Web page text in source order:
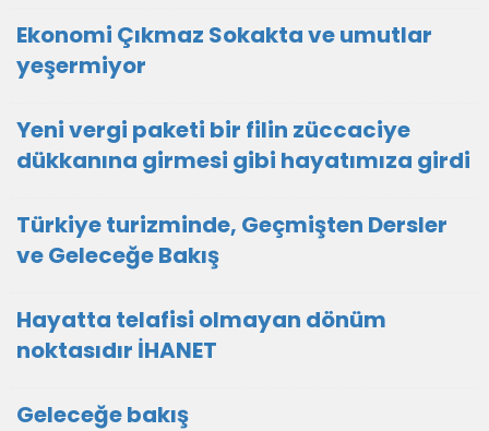
Ekonomi Çıkmaz Sokakta ve umutlar
yeşermiyor
Yeni vergi paketi bir filin züccaciye
dükkanına girmesi gibi hayatımıza girdi
Türkiye turizminde, Geçmişten Dersler
ve Geleceğe Bakış
Hayatta telafisi olmayan dönüm
noktasıdır İHANET
Geleceğe bakış